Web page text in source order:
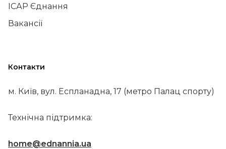
ІСАР Єднання
Вакансії
Контакти
м. Київ, вул. Еспланадна, 17 (метро Палац спорту)
Технічна підтримка:
home@ednannia.ua